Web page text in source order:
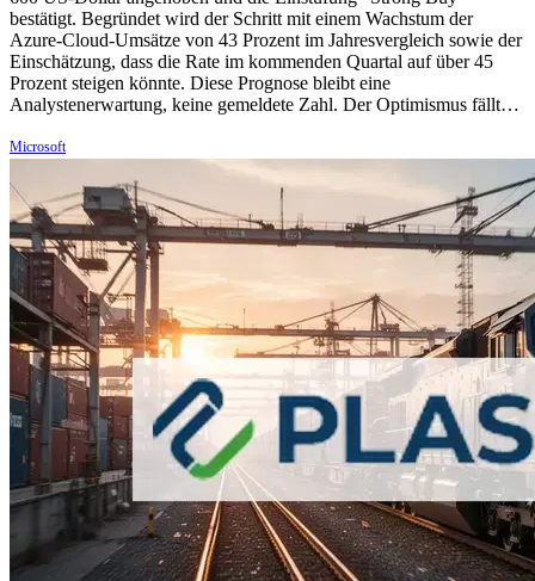
bestätigt. Begründet wird der Schritt mit einem Wachstum der
Azure-Cloud-Umsätze von 43 Prozent im Jahresvergleich sowie der
Einschätzung, dass die Rate im kommenden Quartal auf über 45
Prozent steigen könnte. Diese Prognose bleibt eine
Analystenerwartung, keine gemeldete Zahl. Der Optimismus fällt…
Microsoft